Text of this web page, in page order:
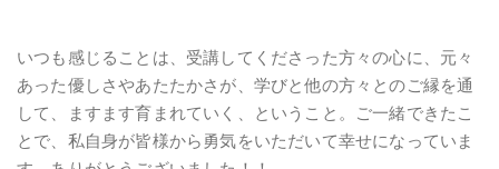
いつも感じることは、受講してくださった方々の心に、元々
あった優しさやあたたかさが、学びと他の方々とのご縁を通
して、ますます育まれていく、ということ。ご一緒できたこ
とで、私自身が皆様から勇気をいただいて幸せになっていま